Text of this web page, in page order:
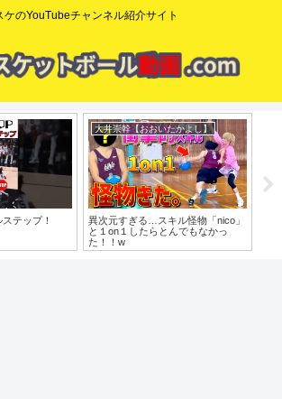
ケのYouTubeチャンネル紹介サイト
よし】
う」に全
dunkman yoshi
やっと〇〇の意図がわかりました